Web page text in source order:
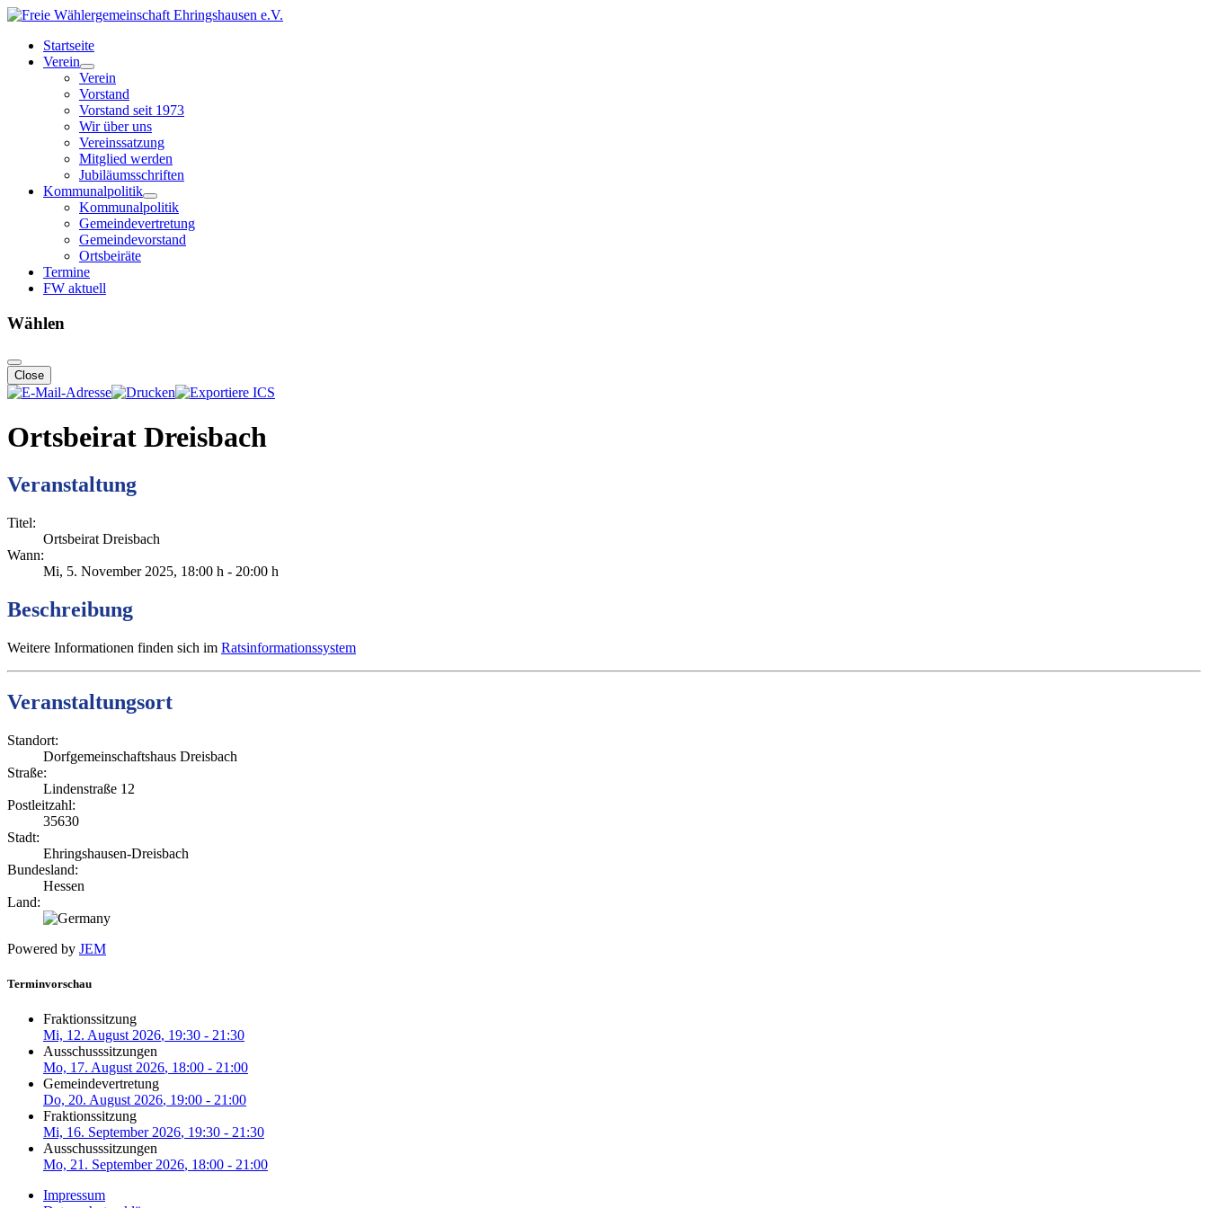
Startseite
Verein
Verein
Vorstand
Vorstand seit 1973
Wir über uns
Vereinssatzung
Mitglied werden
Jubiläumsschriften
Kommunalpolitik
Kommunalpolitik
Gemeindevertretung
Gemeindevorstand
Ortsbeiräte
Termine
FW aktuell
Wählen
Close
Ortsbeirat Dreisbach
Veranstaltung
Titel:
Ortsbeirat Dreisbach
Wann:
Mi, 5. November 2025, 18:00 h - 20:00 h
Beschreibung
Weitere Informationen finden sich im Ratsinformationssystem
Veranstaltungsort
Standort:
Dorfgemeinschaftshaus Dreisbach
Straße:
Lindenstraße 12
Postleitzahl:
35630
Stadt:
Ehringshausen-Dreisbach
Bundesland:
Hessen
Land:
Powered by JEM
Terminvorschau
Fraktionssitzung
Mi, 12. August 2026, 19:30 - 21:30
Ausschusssitzungen
Mo, 17. August 2026, 18:00 - 21:00
Gemeindevertretung
Do, 20. August 2026, 19:00 - 21:00
Fraktionssitzung
Mi, 16. September 2026, 19:30 - 21:30
Ausschusssitzungen
Mo, 21. September 2026, 18:00 - 21:00
Impressum